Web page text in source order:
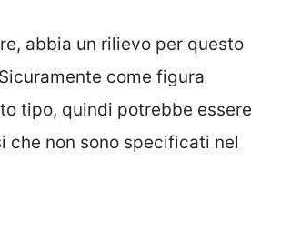
abbia un rilievo per questo
come figura
tipo, quindi potrebbe essere
che non sono specificati nel